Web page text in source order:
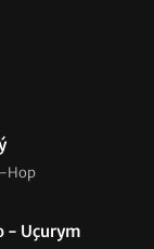
Hop
- Uçurym